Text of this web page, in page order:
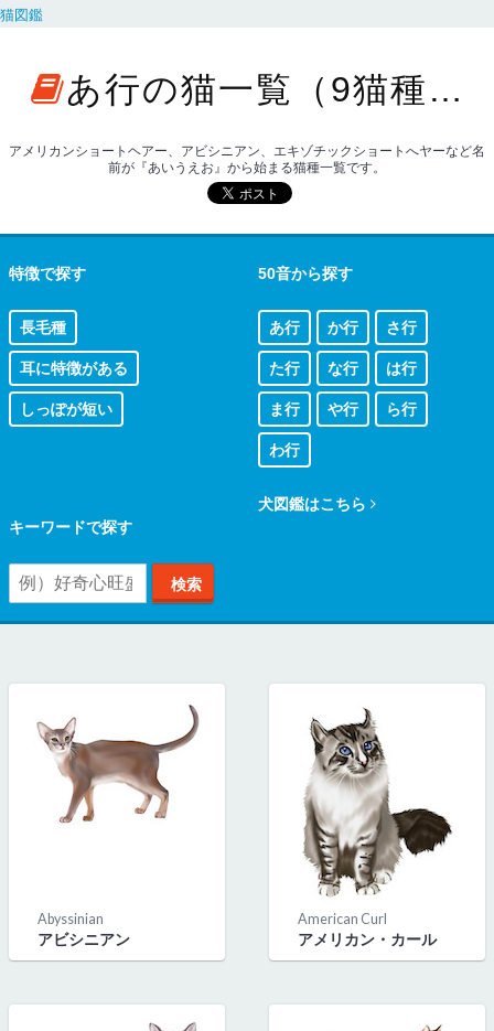
猫図鑑
あ行の猫一覧（9猫種）
アメリカンショートヘアー、アビシニアン、エキゾチックショートへヤーなど名
前が『あいうえお』から始まる猫種一覧です。
特徴で探す
長毛種
耳に特徴がある
しっぽが短い
50音から探す
あ行 か行 さ行
た行 な行 は行
ま行 や行 ら行
わ行
キーワードで探す
犬図鑑はこちら
Abyssinian
アビシニアン
American Curl
アメリカン・カール